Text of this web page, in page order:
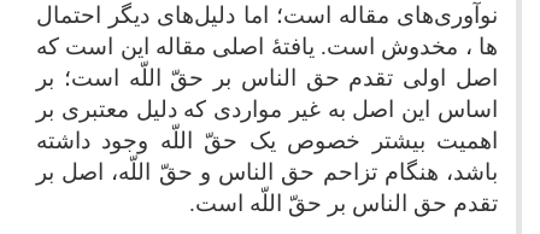
نوآوری‌های مقاله است؛ اما دلیل‌های دیگر احتمال
ها ، مخدوش است. یافتۀ اصلی مقاله این است که
اصل اولی تقدم حق الناس بر حقّ اللّه است؛ بر
اساس این اصل به غیر مواردی که دلیل معتبری بر
اهمیت بیشتر خصوص یک حقّ اللّه وجود داشته
باشد، هنگام تزاحم حق الناس و حقّ اللّه، اصل بر
تقدم حق الناس بر حقّ اللّه است.